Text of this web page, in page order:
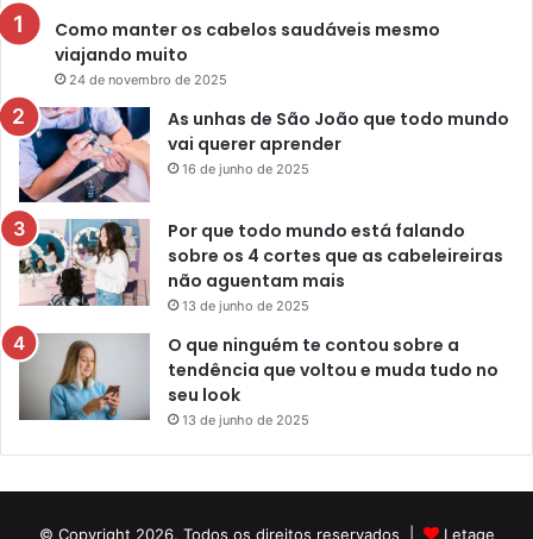
Como manter os cabelos saudáveis mesmo
viajando muito
24 de novembro de 2025
As unhas de São João que todo mundo
vai querer aprender
16 de junho de 2025
Por que todo mundo está falando
sobre os 4 cortes que as cabeleireiras
não aguentam mais
13 de junho de 2025
O que ninguém te contou sobre a
tendência que voltou e muda tudo no
seu look
13 de junho de 2025
© Copyright 2026, Todos os direitos reservados | Letage